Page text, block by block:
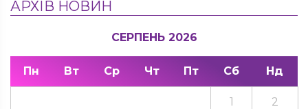
АРХІВ НОВИН
СЕРПЕНЬ 2026
Пн Вт Ср Чт Пт Сб Нд
1 2